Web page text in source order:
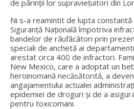
de părinții lor supraviețuitori din
Ni s-a reamintit de lupta
Siguranţă Naţională împotriva
bandelor de răufăcători prin
speciali de anchetă ai
arestat circa 400 de infractori.
New Mexico, care a adoptat un
heroinomană necăsătorită, a
angajamentului actualei
epidemiei de droguri și de a
pentru toxicomani.